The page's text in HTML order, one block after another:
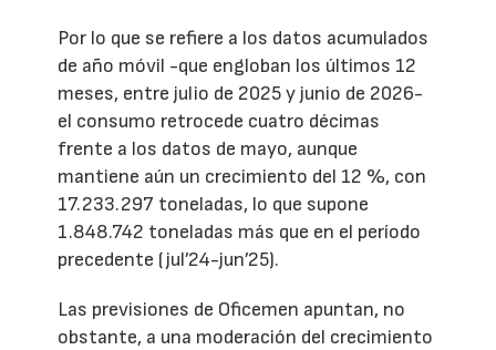
Por lo que se refiere a los datos acumulados
de año móvil -que engloban los últimos 12
meses, entre julio de 2025 y junio de 2026-
el consumo retrocede cuatro décimas
frente a los datos de mayo, aunque
mantiene aún un crecimiento del 12 %, con
17.233.297 toneladas, lo que supone
1.848.742 toneladas más que en el período
precedente (jul’24-jun’25).
Las previsiones de Oficemen apuntan, no
obstante, a una moderación del crecimiento